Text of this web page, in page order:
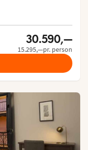
30.590,—
15.295,—pr. person